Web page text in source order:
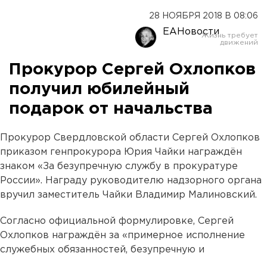
28 НОЯБРЯ 2018 В 08:06
ЕАНовости
Прокурор Сергей Охлопков
получил юбилейный
подарок от начальства
Прокурор Свердловской области Сергей Охлопков
приказом генпрокурора Юрия Чайки награждён
знаком «За безупречную службу в прокуратуре
России». Награду руководителю надзорного органа
вручил заместитель Чайки Владимир Малиновский.
Согласно официальной формулировке, Сергей
Охлопков награждён за «примерное исполнение
служебных обязанностей, безупречную и